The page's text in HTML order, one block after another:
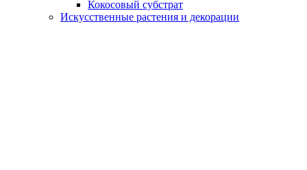
Кокосовый субстрат
Искусственные растения и декорации